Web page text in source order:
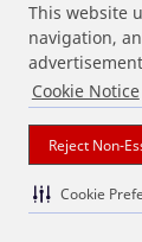
This website
navigation,
Cookie Notice
Reject Non-
Cookie